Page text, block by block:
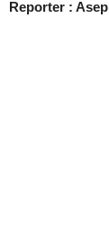
Reporter : Asep